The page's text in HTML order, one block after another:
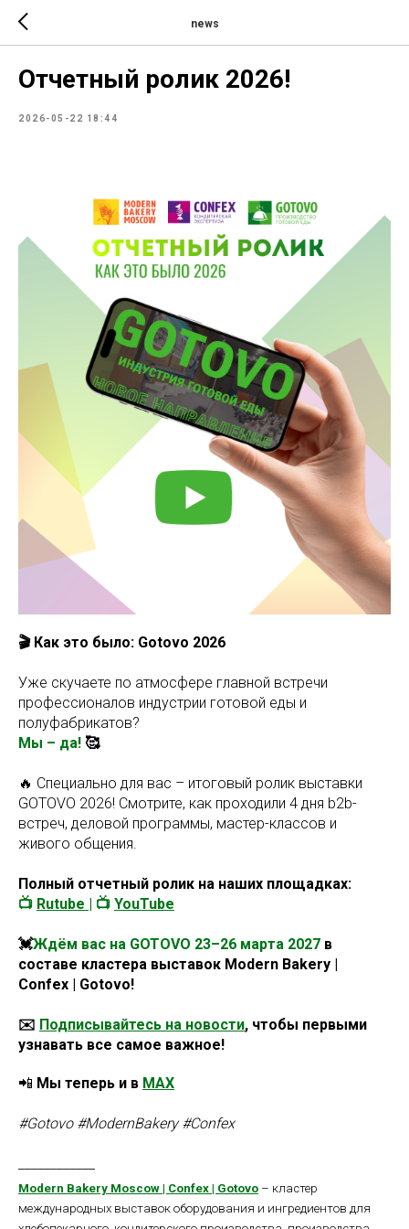
news
Отчетный ролик 2026!
2026-05-22 18:44
🎬 Как это было: Gotovo 2026
Уже скучаете по атмосфере главной встречи
профессионалов индустрии готовой еды и
полуфабрикатов?
Мы – да! 🥰
🔥 Специально для вас – итоговый ролик выставки
GOTOVO 2026! Смотрите, как проходили 4 дня b2b-
встреч, деловой программы, мастер-классов и
живого общения.
Полный отчетный ролик на наших площадках:
📺 Rutube | 📺 YouTube
💓Ждём вас на GOTOVO 23–26 марта 2027 в
составе кластера выставок Modern Bakery |
Confex | Gotovo!
✉️ Подписывайтесь на новости, чтобы первыми
узнавать все самое важное!
📲 Мы теперь и в MAX
#Gotovo #ModernBakery #Confex
Modern Bakery Moscow | Confex | Gotovo – кластер
международных выставок оборудования и ингредиентов для